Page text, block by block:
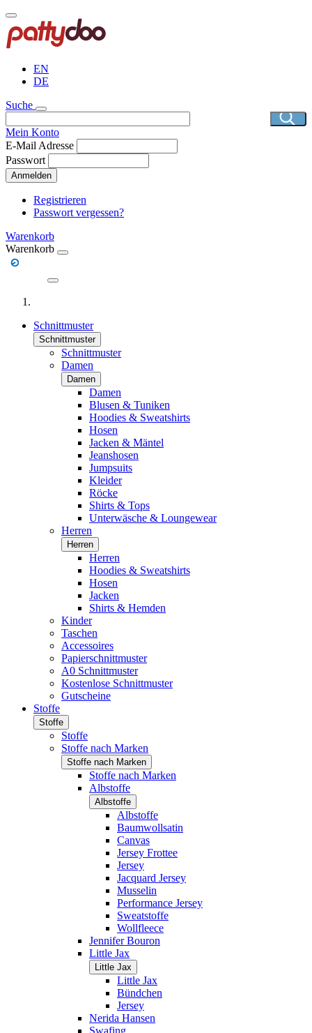
Direkt
zum
Inhalt
EN
DE
Suche
Mein Konto
E-Mail Adresse
Passwort
Anmelden
Registrieren
Passwort vergessen?
Warenkorb
Warenkorb
Schnittmuster
Schnittmuster
Schnittmuster
Damen
Damen
Damen
Blusen & Tuniken
Hoodies & Sweatshirts
Hosen
Jacken & Mäntel
Jeanshosen
Jumpsuits
Kleider
Röcke
Shirts & Tops
Unterwäsche & Loungewear
Herren
Herren
Herren
Hoodies & Sweatshirts
Hosen
Jacken
Shirts & Hemden
Kinder
Taschen
Accessoires
Papierschnittmuster
A0 Schnittmuster
Kostenlose Schnittmuster
Gutscheine
Stoffe
Stoffe
Stoffe
Stoffe nach Marken
Stoffe nach Marken
Stoffe nach Marken
Albstoffe
Albstoffe
Albstoffe
Baumwollsatin
Canvas
Jersey Frottee
Jersey
Jacquard Jersey
Musselin
Performance Jersey
Sweatstoffe
Wollfleece
Jennifer Bouron
Little Jax
Little Jax
Little Jax
Bündchen
Jersey
Nerida Hansen
Swafing